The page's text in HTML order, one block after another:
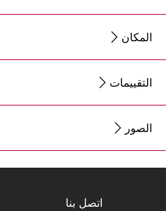
المكان
التقييمات
الصور
اتصل بنا